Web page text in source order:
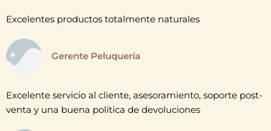
Excelentes productos totalmente naturales
Gerente Peluquería
Excelente servicio al cliente, asesoramiento, soporte post-
venta y una buena política de devoluciones